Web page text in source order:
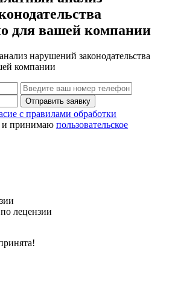
для вашей компании
нарушений законодательства
компании
Отправить заявку
с правилами обработки
и принимаю пользовательское
лецензии